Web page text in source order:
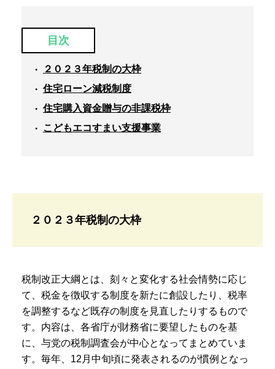
目次
２０２３年税制の大枠
住宅ローン減税制度
住宅購入資金贈与の非課税枠
こどもエコすまい支援事業
２０２３年税制の大枠
税制改正大綱とは、刻々と変化する社会情勢に応じ
て、税金を徴収する制度を新たに創設したり、税率
を調整するなど既存の制度を見直したりするもので
す。内容は、各省庁が財務省に要望したものを基
に、与党の税制調査会が中心となってまとめていま
す。毎年、12月中旬頃に発表されるのが慣例となっ